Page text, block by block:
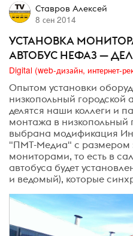
Ставров Алексей
8 сен 2014
УСТАНОВКА
АВТОБУС НЕФАЗ —
Опытом установки
низкопольный
делятся наши коллеги и
монтажа в низкопольный
выбрана модификация
"ПМТ-Медиа" с размером
мониторами, то есть в
автобуса будет
и ведомый), которые